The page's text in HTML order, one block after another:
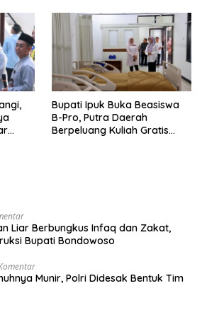
Bupati Ipuk Buka Beasiswa
B-Pro, Putra Daerah
Berpeluang Kuliah Gratis
Liar Berbungkus Infaq dan Zakat,
Bupati Bondowoso
Munir, Polri Didesak Bentuk Tim